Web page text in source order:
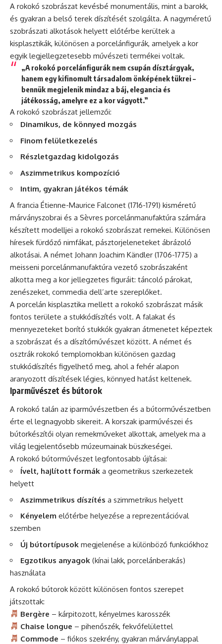
A rokokó szobrászat kevésbé monumentális, mint a barokk,
és gyakran a belső terek díszítését szolgálta. A nagyméretű
szobrászati alkotások helyett előtérbe kerültek a
kisplasztikák, különösen a porcelánfigurák, amelyek a kor
egyik legjellegzetesebb művészeti termékei voltak.
„A rokokó porcelánfigurák nem csupán dísztárgyak,
hanem egy kifinomult társadalom önképének tükrei –
bennük megjelenik mindaz a báj, elegancia és
játékosság, amelyre ez a kor vágyott.”
A rokokó szobrászat jellemzői:
Dinamikus, de könnyed mozgás
Finom felületkezelés
Részletgazdag kidolgozás
Aszimmetrikus kompozíció
Intim, gyakran játékos témák
A francia Étienne-Maurice Falconet (1716-1791) kisméretű
márványszobrai és a Sèvres porcelánmanufaktúra számára
készített modelljei a rokokó szobrászat remekei. Különösen
híresek fürdőző nimfákat, pásztorjeleneteket ábrázoló
alkotásai. A német Johann Joachim Kändler (1706-1775) a
meisseni porcelánmanufaktúra vezető szobrászaként
alkotta meg a kor jellegzetes figuráit: táncoló párokat,
zenészeket, commedia dell’arte szereplőket.
A porcelán kisplasztika mellett a rokokó szobrászat másik
fontos területe a stukkódíszítés volt. A falakat és
mennyezeteket borító stukkók gyakran átmenetet képeztek
a szobrászat és a díszítőművészet között. A német és
osztrák rokokó templomokban különösen gazdag
stukkódíszítés figyelhető meg, ahol a fehér alapon
aranyozott díszítések légies, könnyed hatást keltenek.
Iparművészet és bútorok
A rokokó talán az iparművészetben és a bútorművészetben
érte el legnagyobb sikereit. A korszak iparművészei és
bútorkészítői olyan remekműveket alkottak, amelyek ma a
világ legjelentősebb múzeumainak büszkeségei.
A rokokó bútorművészet legfontosabb újításai:
Ívelt, hajlított formák a geometrikus szerkezetek
helyett
Aszimmetrikus díszítés a szimmetrikus helyett
Kényelem előtérbe helyezése a reprezentációval
szemben
Új bútortípusok megjelenése a különböző funkciókhoz
Egzotikus anyagok (kínai lakk, porcelánberakás)
használata
A rokokó bútorok között különösen fontos szerepet
játszottak:
Bergère – kárpitozott, kényelmes karosszék
Chaise longue – pihenőszék, fekvőfelülettel
Commode – fiókos szekrény, gyakran márványlappal